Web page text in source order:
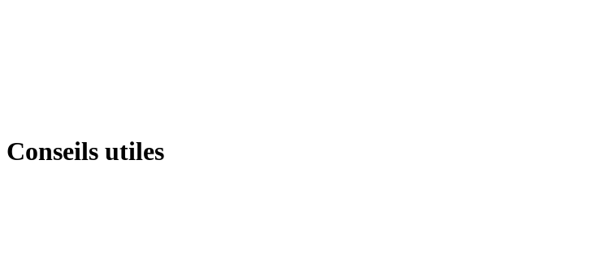
Conseils utiles